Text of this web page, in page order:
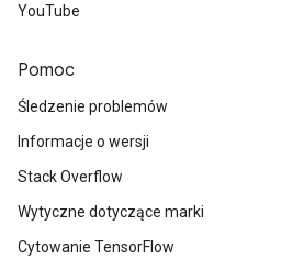
YouTube
Pomoc
Śledzenie problemów
Informacje o wersji
Stack Overflow
Wytyczne dotyczące marki
Cytowanie TensorFlow